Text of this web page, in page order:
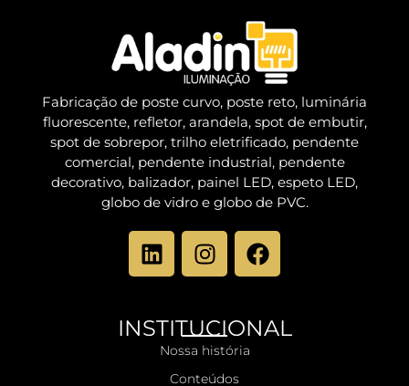
Fabricação de poste curvo, poste reto, luminária
fluorescente, refletor, arandela, spot de embutir,
spot de sobrepor, trilho eletrificado, pendente
comercial, pendente industrial, pendente
decorativo, balizador, painel LED, espeto LED,
globo de vidro e globo de PVC.
INSTITUCIONAL
Nossa história
Conteúdos